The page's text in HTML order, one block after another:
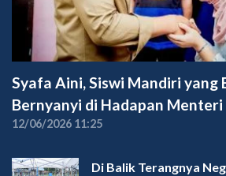
Syafa Aini, Siswi Mandiri yang
Bernyanyi di Hadapan Menteri
12/06/2026 11:25
Di Balik Terangnya